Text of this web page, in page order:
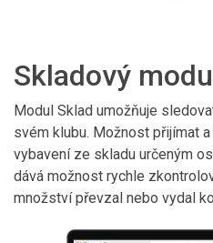
Skladový
Modul Sklad umožňuje
svém klubu. Možnost přijímat
vybavení ze skladu určeným
dává možnost rychle
množství převzal nebo vydal